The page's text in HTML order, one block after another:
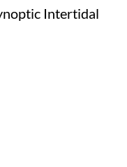
Intertidal